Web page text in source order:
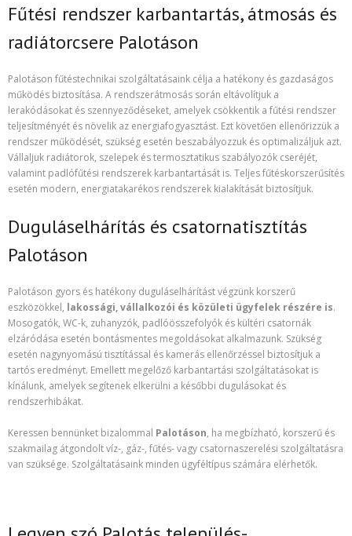
Fűtési rendszer karbantartás, átmosás és
radiátorcsere Palotáson
Palotáson fűtéstechnikai szolgáltatásaink célja a hatékony és gazdaságos
működés biztosítása. A rendszerátmosás során eltávolítjuk a
lerakódásokat és szennyeződéseket, amelyek csökkentik a fűtési rendszer
teljesítményét és növelik az energiafogyasztást. Ezt követően ellenőrizzük a
rendszer működését, szükség esetén beszabályozzuk és optimalizáljuk azt.
Vállaljuk radiátorok, szelepek és termosztatikus szabályozók cseréjét,
valamint padlófűtési rendszerek karbantartását is. Teljes fűtéskorszerűsítés
esetén modern, energiatakarékos rendszerek kialakítását biztosítjuk.
Duguláselhárítás és csatornatisztítás
Palotáson
Palotáson gyors és hatékony duguláselhárítást végzünk korszerű
eszközökkel, lakossági, vállalkozói és közületi ügyfelek részére is.
Mosogatók, WC-k, zuhanyzók, padlóösszefolyók és kültéri csatornák
elzáródása esetén bontásmentes megoldásokat alkalmazunk. Szükség
esetén nagynyomású tisztítással és kamerás ellenőrzéssel biztosítjuk a
tartós eredményt. Emellett megelőző karbantartási szolgáltatásokat is
kínálunk, amelyek segítenek elkerülni a későbbi dugulásokat és
rendszerhibákat.
Keressen bennünket bizalommal Palotáson, ha megbízható, korszerű és
szakmailag átgondolt víz-, gáz-, fűtés- vagy csatornaszerelési szolgáltatásra
van szüksége. Szolgáltatásaink minden ügyféltípus számára elérhetők.